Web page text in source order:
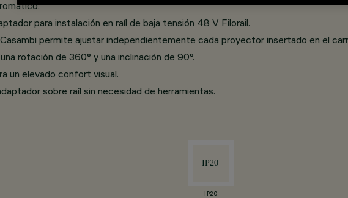
para instalación en raíl de baja tensión 48 V Filorail.
permite ajustar independientemente cada proyector insertado en el
rotación de 360° y una inclinación de 90°.
un elevado confort visual.
sobre raíl sin necesidad de herramientas.
IP20